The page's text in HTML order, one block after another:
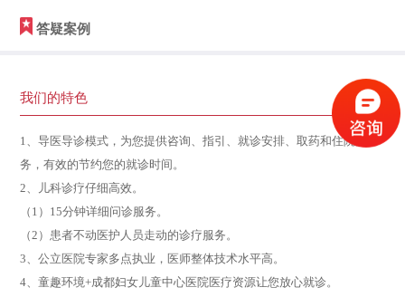
答疑案例
我们的特色
1、导医导诊模式，为您提供咨询、指引、就诊安排、取药和住院服
务，有效的节约您的就诊时间。
2、儿科诊疗仔细高效。
（1）15分钟详细问诊服务。
（2）患者不动医护人员走动的诊疗服务。
3、公立医院专家多点执业，医师整体技术水平高。
4、童趣环境+成都妇女儿童中心医院医疗资源让您放心就诊。